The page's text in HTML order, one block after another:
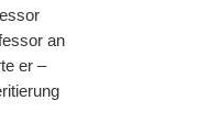
an
er –